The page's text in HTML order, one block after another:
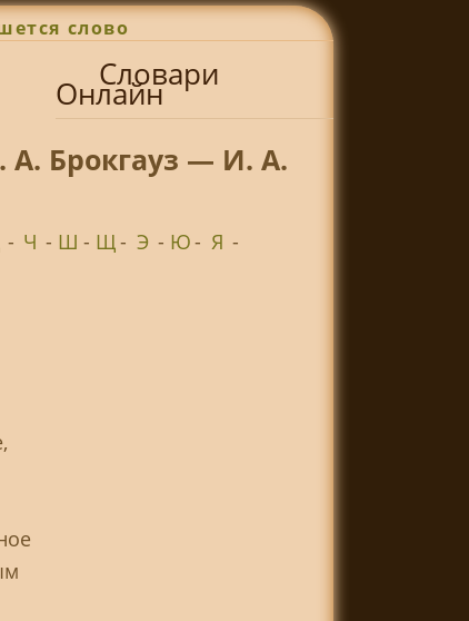
слово
Словари
Онлайн
А. Брокгауз — И. А.
- Ч - Ш - Щ- Э - Ю- Я -